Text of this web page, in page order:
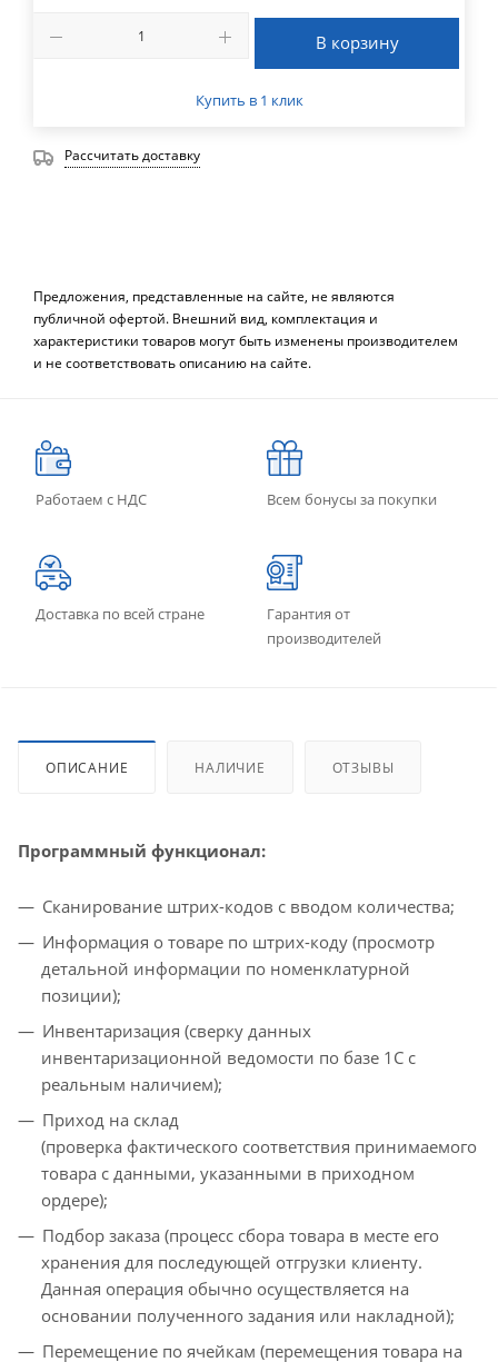
В корзину
Купить в 1 клик
Рассчитать доставку
Предложения, представленные на сайте, не являются
публичной офертой. Внешний вид, комплектация и
характеристики товаров могут быть изменены производителем
и не соответствовать описанию на сайте.
Работаем с НДС Всем бонусы за покупки
Доставка по всей стране
Гарантия от
производителей
ОПИСАНИЕ НАЛИЧИЕ ОТЗЫВЫ
Программный функционал:
Сканирование штрих-кодов с вводом количества;
Информация о товаре по штрих-коду (просмотр
детальной информации по номенклатурной
позиции);
Инвентаризация (сверку данных
инвентаризационной ведомости по базе 1С с
реальным наличием);
Приход на склад
(проверка фактического соответствия принимаемого
товара с данными, указанными в приходном
ордере);
Подбор заказа (процесс сбора товара в месте его
хранения для последующей отгрузки клиенту.
Данная операция обычно осуществляется на
основании полученного задания или накладной);
Перемещение по ячейкам (перемещения товара на